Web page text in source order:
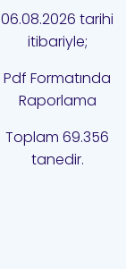
06.08.2026 tarihi
itibariyle;
Pdf Formatında
Raporlama
Toplam 69.356
tanedir.